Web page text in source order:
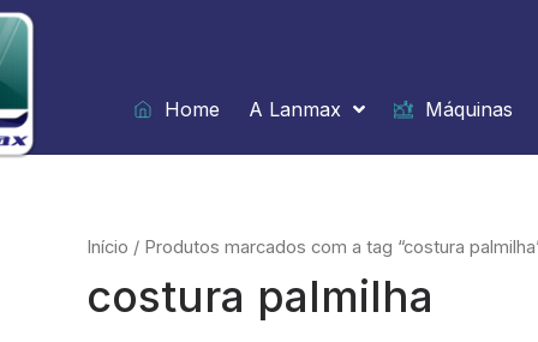
Ir
para
o
conteúdo
Home A Lanmax Máquinas
Início / Produtos marcados com a tag “costura
costura palmilha